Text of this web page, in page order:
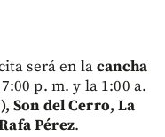
será en lacancha
p. m. y la 1:00 a.
Son del Cerro, La
Pérez.